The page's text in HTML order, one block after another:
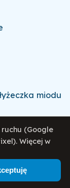
miodu
(Google
Więcej w